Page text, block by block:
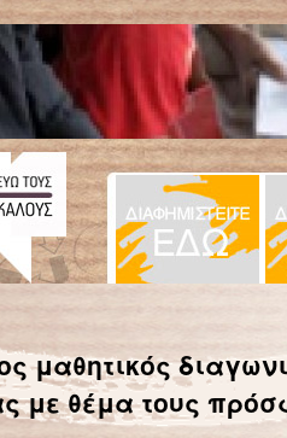
τόσα πολλά…
μαθητικός
με θέμα τους